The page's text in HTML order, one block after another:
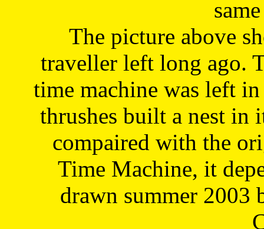
The picture above
traveller left long ago.
time machine was left
thrushes built a nest in
compaired with the
Time Machine, it
drawn summer 2003